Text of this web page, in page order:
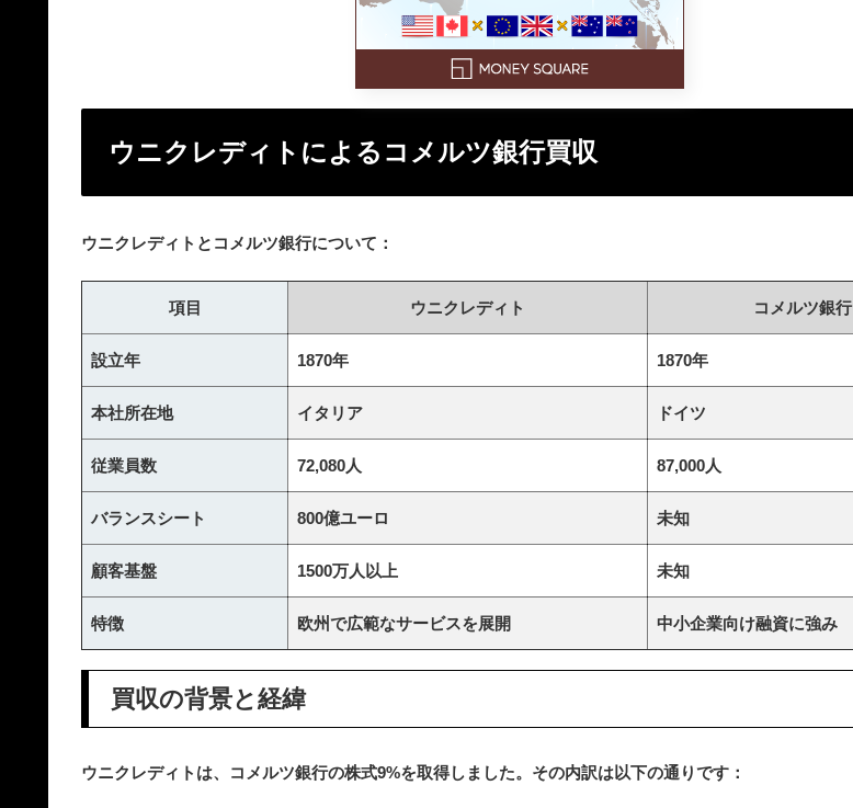
ウニクレディトによるコメルツ銀行買収
ウニクレディトとコメルツ銀行について：
項目 ウニクレディト コメルツ銀行
設立年 1870年 1870年
本社所在地 イタリア ドイツ
従業員数 72,080人 87,000人
バランスシート 800億ユーロ 未知
顧客基盤 1500万人以上 未知
特徴 欧州で広範なサービスを展開 中小企業向け融資に強み
買収の背景と経緯
ウニクレディトは、コメルツ銀行の株式9%を取得しました。その内訳は以下の通りです：